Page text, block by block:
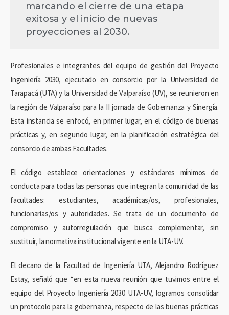
marcando el cierre de una etapa
exitosa y el inicio de nuevas
proyecciones al 2030.
Profesionales e integrantes del equipo de gestión del Proyecto
Ingeniería 2030, ejecutado en consorcio por la Universidad de
Tarapacá (UTA) y la Universidad de Valparaíso (UV), se reunieron en
la región de Valparaíso para la II jornada de Gobernanza y Sinergía.
Esta instancia se enfocó, en primer lugar, en el código de buenas
prácticas y, en segundo lugar, en la planificación estratégica del
consorcio de ambas Facultades.
El código establece orientaciones y estándares mínimos de
conducta para todas las personas que integran la comunidad de las
facultades: estudiantes, académicas/os, profesionales,
funcionarias/os y autoridades. Se trata de un documento de
compromiso y autorregulación que busca complementar, sin
sustituir, la normativa institucional vigente en la UTA-UV.
El decano de la Facultad de Ingeniería UTA, Alejandro Rodríguez
Estay, señaló que “en esta nueva reunión que tuvimos entre el
equipo del Proyecto Ingeniería 2030 UTA-UV, logramos consolidar
un protocolo para la gobernanza, respecto de las buenas prácticas